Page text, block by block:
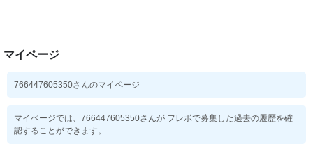
マイページ
766447605350さんのマイページ
マイページでは、766447605350さんが フレボで募集した過去の履歴を確
認することができます。